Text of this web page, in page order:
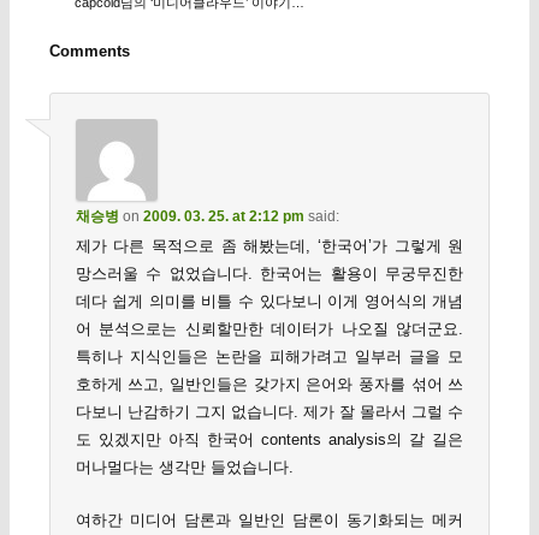
Comments
채승병 on 2009. 03. 25. at 2:12 pm said:
제가 다른 목적으로 좀 해봤는데, ‘한국어’가 그렇게 원
망스러울 수 없었습니다. 한국어는 활용이 무궁무진한
데다 쉽게 의미를 비틀 수 있다보니 이게 영어식의 개념
어 분석으로는 신뢰할만한 데이터가 나오질 않더군요.
특히나 지식인들은 논란을 피해가려고 일부러 글을 모
호하게 쓰고, 일반인들은 갖가지 은어와 풍자를 섞어 쓰
다보니 난감하기 그지 없습니다. 제가 잘 몰라서 그럴 수
도 있겠지만 아직 한국어 contents analysis의 갈 길은
머나멀다는 생각만 들었습니다.
여하간 미디어 담론과 일반인 담론이 동기화되는 메커